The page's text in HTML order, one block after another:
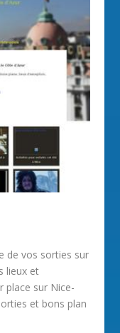
de vos sorties sur
lieux et
place sur Nice-
et bons plan